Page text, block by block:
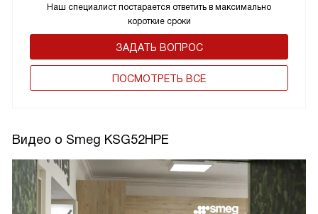
Наш специалист постарается ответить в максимально
короткие сроки
ЗАДАТЬ ВОПРОС
ПОCМОТРЕТЬ ВСЕ
Видео о Smeg KSG52HPE